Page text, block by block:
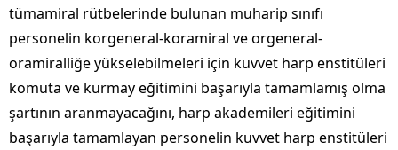
tümamiral rütbelerinde bulunan muharip sınıfı
personelin korgeneral-koramiral ve orgeneral-
oramiralliğe yükselebilmeleri için kuvvet harp enstitüleri
komuta ve kurmay eğitimini başarıyla tamamlamış olma
şartının aranmayacağını, harp akademileri eğitimini
başarıyla tamamlayan personelin kuvvet harp enstitüleri